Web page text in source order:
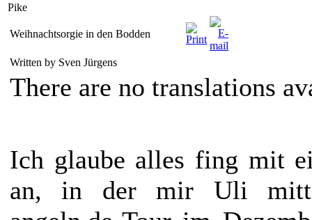
Pike
Weihnachtsorgie in den Bodden
Written by Sven Jürgens
There are no translations
Ich glaube alles fing mit
an, in der mir Uli